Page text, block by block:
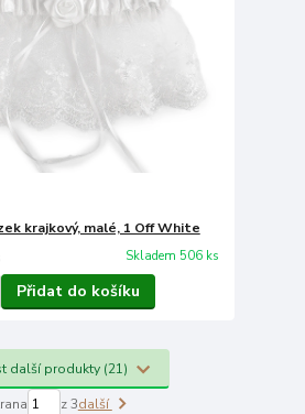
krajkový, malé, 1 Off White
Skladem 506 ks
Přidat do košíku
další produkty (21)
z 3další